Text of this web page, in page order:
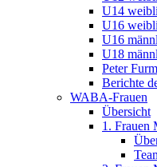
U14
U16
U16
U18
Peter
Berichte
WABA-Frauen
Übersicht
1. Frauen